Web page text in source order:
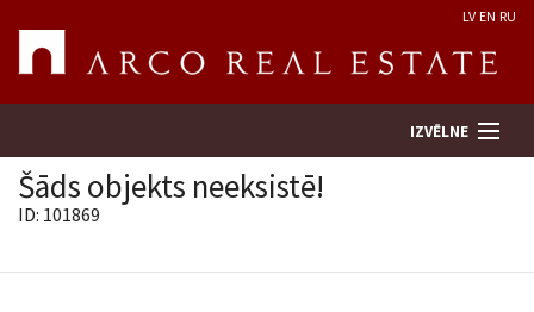
LV EN RU
IZVĒLNE
Šāds objekts neeksistē!
ID: 101869